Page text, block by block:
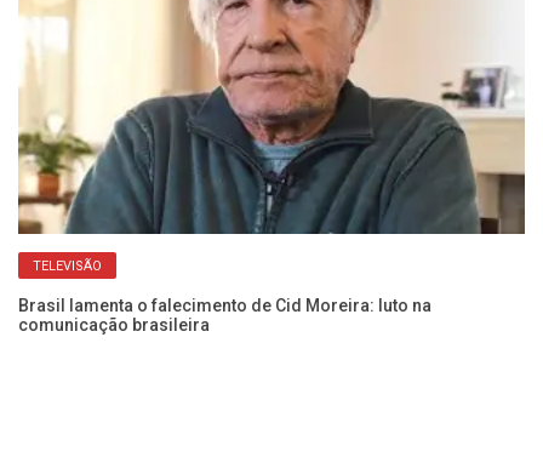
TELEVISÃO
Brasil lamenta o falecimento de Cid Moreira: luto na
comunicação brasileira